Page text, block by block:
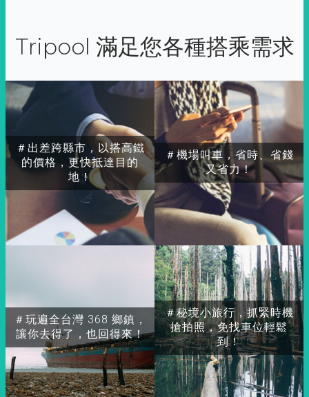
Tripool 滿足您各種搭乘需求
＃出差跨縣市，以搭高鐵
的價格，更快抵達目的
地！
＃玩遍全台灣 368 鄉鎮，
讓你去得了，也回得來！
＃秘境小旅行，抓緊時機
搶拍照，免找車位輕鬆
到！
＃機場叫車，省時、省錢
又省力！